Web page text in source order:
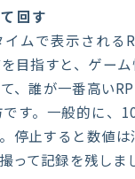
回す
ムで表示される
目指すと、ゲーム
、誰が一番高い
す。一般的に、
停止すると数値
って記録を残しま